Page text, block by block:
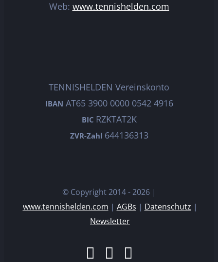
Web: www.tennishelden.com
TENNISHELDEN Vereinskonto
IBAN AT65 3900 0000 0542 4916
BIC RZKTAT2K
ZVR-Zahl 644136313
© Copyright 2014 -2026 |
www.tennishelden.com | AGBs | Datenschutz |
Newsletter
Facebook
Instagram